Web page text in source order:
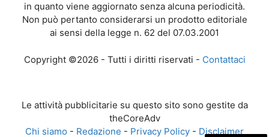
in quanto viene aggiornato senza alcuna periodicità.
Non può pertanto considerarsi un prodotto editoriale
ai sensi della legge n. 62 del 07.03.2001
Copyright ©2026 - Tutti i diritti riservati - Contattaci
Le attività pubblicitarie su questo sito sono gestite da
theCoreAdv
Chi siamo - Redazione - Privacy Policy - Disclaimer